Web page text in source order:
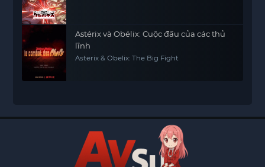
Astérix và Obélix: Cuộc đấu của các thủ
lĩnh
Asterix & Obelix: The Big Fight